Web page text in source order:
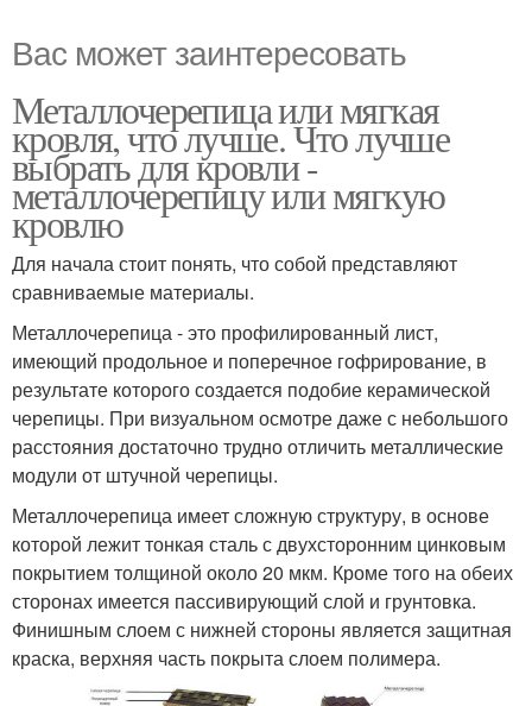
Вас может заинтересовать
Металлочерепица или мягкая
кровля, что лучше. Что лучше
выбрать для кровли -
металлочерепицу или мягкую
кровлю
Для начала стоит понять, что собой представляют
сравниваемые материалы.
Металлочерепица - это профилированный лист,
имеющий продольное и поперечное гофрирование, в
результате которого создается подобие керамической
черепицы. При визуальном осмотре даже с небольшого
расстояния достаточно трудно отличить металлические
модули от штучной черепицы.
Металлочерепица имеет сложную структуру, в основе
которой лежит тонкая сталь с двухсторонним цинковым
покрытием толщиной около 20 мкм. Кроме того на обеих
сторонах имеется пассивирующий слой и грунтовка.
Финишным слоем с нижней стороны является защитная
краска, верхняя часть покрыта слоем полимера.